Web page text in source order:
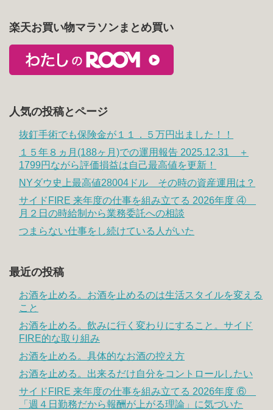
楽天お買い物マラソンまとめ買い
人気の投稿とページ
抜釘手術でも保険金が１１．５万円出ました！！
１５年８ヵ月(188ヶ月)での運用報告 2025.12.31 ＋
1799円ながら評価損益は自己最高値を更新！
NYダウ史上最高値28004ドル その時の資産運用は？
サイドFIRE 来年度の仕事を組み立てる 2026年度 ④
月２日の時給制から業務委託への相談
つまらない仕事をし続けている人がいた
最近の投稿
お酒を止める。お酒を止めるのは生活スタイルを変える
こと
お酒を止める。飲みに行く変わりにすること。サイド
FIRE的な取り組み
お酒を止める。具体的なお酒の控え方
お酒を止める。出来るだけ自分をコントロールしたい
サイドFIRE 来年度の仕事を組み立てる 2026年度 ⑥
「週４日勤務だから報酬が上がる理論」に気づいた